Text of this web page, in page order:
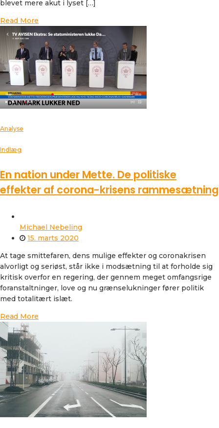
blevet mere akut i lyset […]
Read More
Analyse
Indlæg
En nation under Mette. De politiske
effekter af corona-krisens rammesætning
Michael Nebeling
15. marts 2020
At tage smittefaren, dens mulige effekter og coronakrisen
alvorligt og seriøst, står ikke i modsætning til at forholde sig
kritisk overfor en regering, der gennem meget omfangsrige
foranstaltninger, love og nu grænselukninger fører politik
med totalitært islæt.
Read More